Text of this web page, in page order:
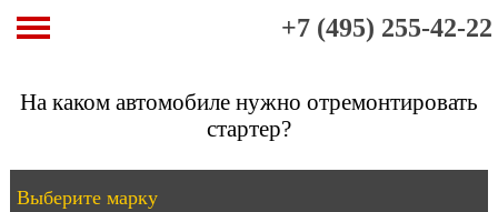
+7 (495) 255-42-22
На каком автомобиле нужно отремонтировать
стартер?